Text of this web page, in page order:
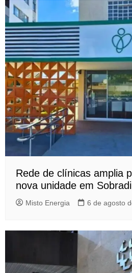
Rede de clínicas amplia
nova unidade em
Misto Energia 6 de agosto